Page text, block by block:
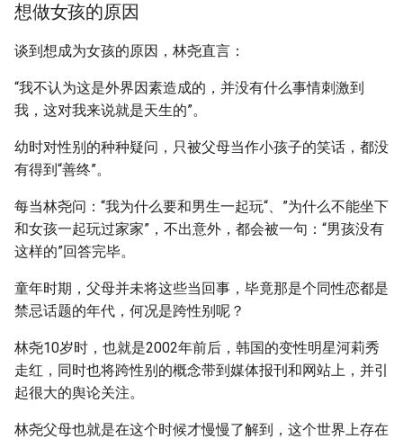
想做女孩的原因
谈到想成为女孩的原因，林尧直言：
“我不认为这是外界因素造成的，并没有什么事情刺激到
我，这对我来说就是天生的”。
幼时对性别的种种疑问，只被父母当作小孩子的笑话，都没
有得到“善终”。
每当林尧问：“我为什么要和男生一起玩“、”为什么不能坐下
和女孩一起玩过家家”，不出意外，都会被一句：“男孩没有
这样的”回答完毕。
童年时期，父母并未将这些当回事，毕竟那是个同性恋都是
禁忌话题的年代，何况是跨性别呢？
林尧10岁时，也就是2002年前后，韩国的变性明星河莉秀
走红，同时也将跨性别的概念带到媒体报刊和网站上，并引
起很大的舆论关注。
林尧父母也就是在这个时候才慢慢了解到，这个世界上存在